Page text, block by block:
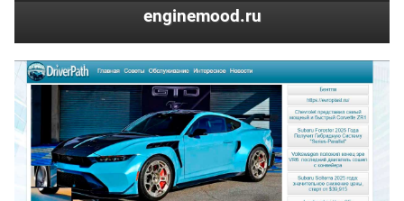
enginemood.ru